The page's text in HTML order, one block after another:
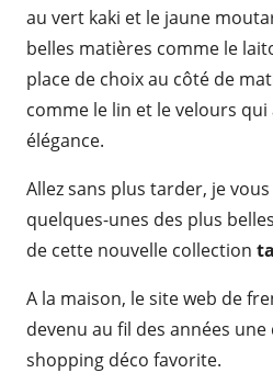
au vert kaki et le jaune
belles matières comme le
place de choix au côté de
comme le lin et le velours
élégance.
Allez sans plus tarder, je
quelques-unes des plus
de cette nouvelle collection
A la maison, le site web de
devenu au fil des années
shopping déco favorite.